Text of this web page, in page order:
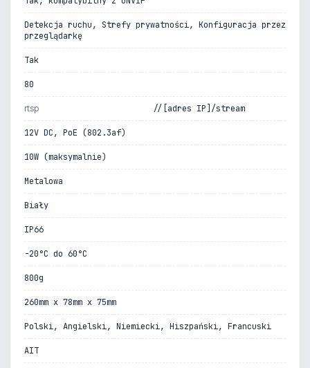
Detekcja ruchu, Strefy prywatności, Konfiguracja przez
przeglądarkę
Tak
80
rtsp //[adres IP]/stream
12V DC, PoE (802.3af)
10W (maksymalnie)
Metalowa
Biały
IP66
-20°C do 60°C
800g
260mm x 78mm x 75mm
Polski, Angielski, Niemiecki, Hiszpański, Francuski
AIT